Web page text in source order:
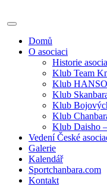
Domů
O asociaci
Historie
Klub Team
Klub
Klub
Klub
Klub
Klub Daisho
Vedení České
Galerie
Kalendář
Sportchanbara.com
Kontakt